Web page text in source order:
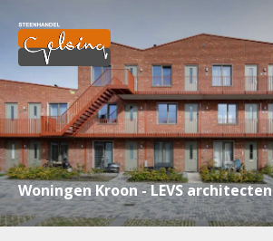
naar
inhoud
gaan
Woningen Kroon - LEVS architecten